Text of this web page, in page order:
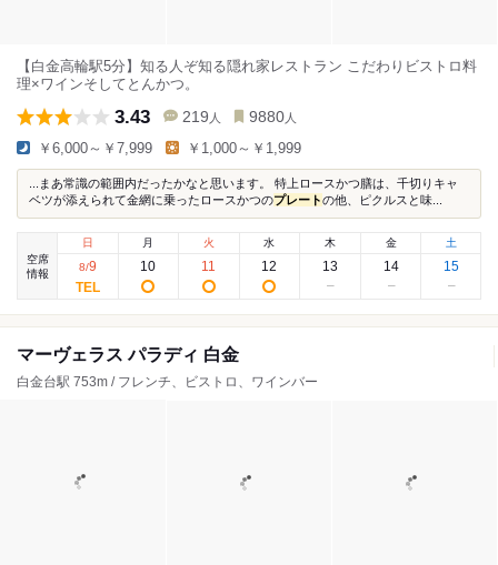
【白金高輪駅5分】知る人ぞ知る隠れ家レストラン こだわりビストロ料
理×ワインそしてとんかつ。
3.43 219 人 9880 人
￥6,000～￥7,999 ￥1,000～￥1,999
...まあ常識の範囲内だったかなと思います。 特上ロースかつ膳は、千切りキャ
ベツが添えられて金網に乗ったロースかつのプレートの他、ピクルスと味...
空席
情報
日
8/9
月
10
火
11
水
12
木
13
金
14
土
15
マーヴェラス パラディ 白金
白金台駅 753m / フレンチ、ビストロ、ワインバー